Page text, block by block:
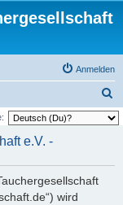
Anmelden
u
e.V. -
wird